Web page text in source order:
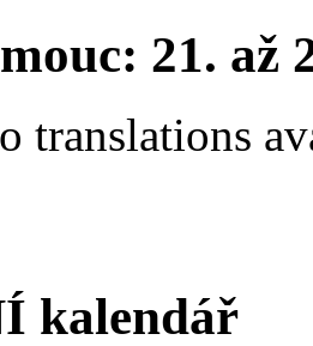
21. až
translations
kalendář